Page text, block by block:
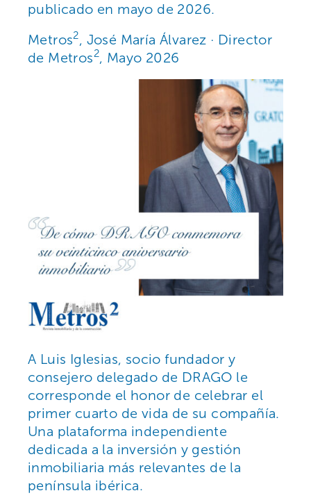
publicado en mayo de 2026.
Metros2, José María Álvarez · Director
de Metros2, Mayo 2026
A Luis Iglesias, socio fundador y
consejero delegado de DRAGO le
corresponde el honor de celebrar el
primer cuarto de vida de su compañía.
Una plataforma independiente
dedicada a la inversión y gestión
inmobiliaria más relevantes de la
península ibérica.